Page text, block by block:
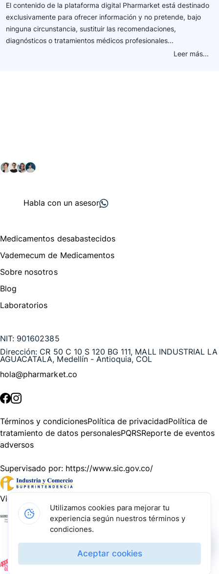
El contenido de la plataforma digital Pharmarket está destinado
exclusivamente para ofrecer información y no pretende, bajo
ninguna circunstancia, sustituir las recomendaciones,
diagnósticos o tratamientos médicos profesionales...
Leer más...
Habla con un asesor
Medicamentos desabastecidos
Vademecum de Medicamentos
Sobre nosotros
Blog
Laboratorios
NIT: 901602385
Dirección: CR 50 C 10 S 120 BG 111, MALL INDUSTRIAL LA
AGUACATALA, Medellín - Antioquia, COL
hola@pharmarket.co
Términos y condicionesPolítica de privacidadPolítica de
tratamiento de datos personalesPQRSReporte de eventos
adversos
Supervisado por: https://www.sic.gov.co/
Vigilado por:
Gracias a nuestros impulsadores, podemos presentarte la
solución tecnológica más avanzada para resolver los
desafíos farmacéuticos de la actualidad.
Utilizamos cookies para mejorar tu
experiencia según nuestros términos y
condiciones.
Aceptar cookies